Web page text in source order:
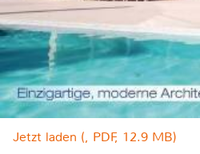
Jetzt laden (, PDF, 12.9 MB)